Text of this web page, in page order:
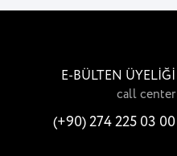
E-BÜLTEN ÜYELİĞİ
call center
(+90) 274 225 03 00